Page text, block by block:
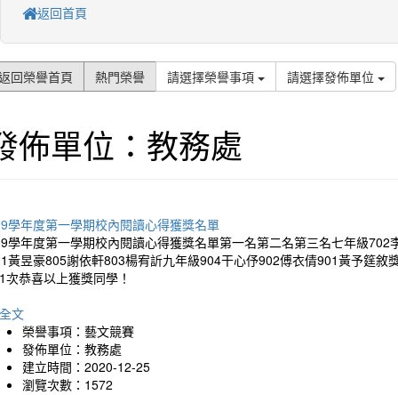
返回首頁
回榮譽首頁 熱門榮譽 請選擇榮譽事項 請選擇發佈單位
佈單位：教務處
學年度第一學期校內閱讀心得獲獎名單
學年度第一學期校內閱讀心得獲獎名單第一名第二名第三名七年級702
黃昱豪805謝依軒803楊宥訢九年級904干心伃902傅衣倩901黃予筳敘
次恭喜以上獲獎同學！
文
榮譽事項：藝文競賽
發佈單位：教務處
建立時間：2020-12-25
瀏覽次數：1572